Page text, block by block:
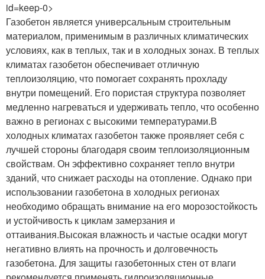
id=keep-0>
Газобетон является универсальным строительным
материалом, применимым в различных климатических
условиях, как в теплых, так и в холодных зонах. В теплых
климатах газобетон обеспечивает отличную
теплоизоляцию, что помогает сохранять прохладу
внутри помещений. Его пористая структура позволяет
медленно нагреваться и удерживать тепло, что особенно
важно в регионах с высокими температурами.В
холодных климатах газобетон также проявляет себя с
лучшей стороны благодаря своим теплоизоляционным
свойствам. Он эффективно сохраняет тепло внутри
зданий, что снижает расходы на отопление. Однако при
использовании газобетона в холодных регионах
необходимо обращать внимание на его морозостойкость
и устойчивость к циклам замерзания и
оттаивания.Высокая влажность и частые осадки могут
негативно влиять на прочность и долговечность
газобетона. Для защиты газобетонных стен от влаги